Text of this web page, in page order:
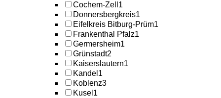
Cochem-Zell 1
Donnersbergkreis1
Eifelkreis Bitburg-Prüm1
Frankenthal Pfalz1
Germersheim1
Grünstadt2
Kaiserslautern1
Kandel 1
Koblenz3
Kusel 1